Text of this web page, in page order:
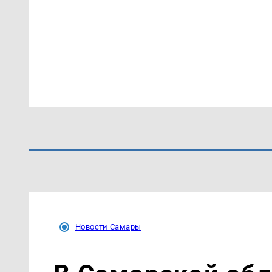
Новости Самары